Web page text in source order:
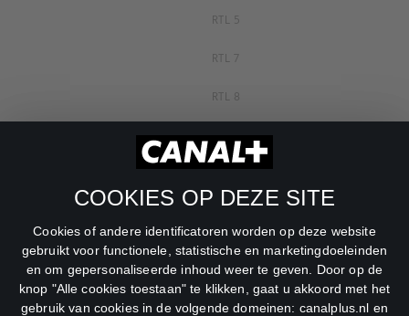
COOKIES OP DEZE SITE
Cookies of andere identificatoren worden op deze website
gebruikt voor functionele, statistische en marketingdoeleinden
en om gepersonaliseerde inhoud weer te geven. Door op de
knop "Alle cookies toestaan" te klikken, gaat u akkoord met het
gebruik van cookies in de volgende domeinen: canalplus.nl en
RTL 5
RTL 7
RTL 8
RTL Z
SBS6
Veronica
DreamWorks Channel